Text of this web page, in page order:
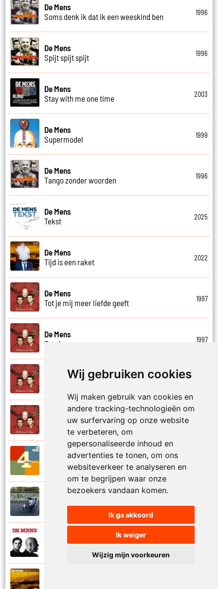
Wij gebruiken cookies
Wij maken gebruik van cookies en
andere tracking-technologieën om
uw surfervaring op onze website
te verbeteren, om
gepersonaliseerde inhoud en
advertenties te tonen, om ons
websiteverkeer te analyseren en
om te begrijpen waar onze
bezoekers vandaan komen.
Ik ga akkoord
Ik weiger
Wijzig mijn voorkeuren
De Mens
Soms denk ik dat ik een weeskind ben
1996
De Mens
Spijt spijt spijt
1996
De Mens
Stay with me one time
2003
De Mens
Supermodel
1999
De Mens
Tango zonder woorden
1996
De Mens
Tekst
2025
De Mens
Tijd is een raket
2022
De Mens
Tot je mij meer liefde geeft
1997
De Mens
Tot ziens
1997
De Mens
Val niet in liefde I
Val niet in liefde II
De Mens
Vier akkoorden
Vlinderhart